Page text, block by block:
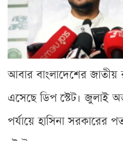
আবার বাংলাদেশের জাতীয়
এসেছে ডিপ স্টেট। জুলাই
পর্যায়ে হাসিনা সরকারের